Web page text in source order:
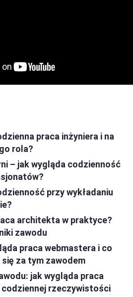
praca inżyniera i na
rola?
– jak wygląda codzienność
przy wykładaniu
architekta w praktyce?
zawodu
praca webmastera i co
za tym zawodem
jak wygląda praca
rzeczywistości